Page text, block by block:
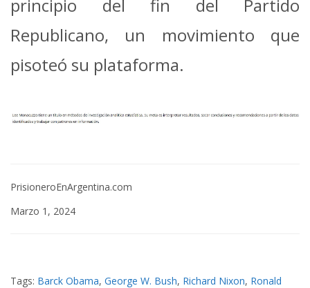
principio del fin del Partido
Republicano, un movimiento que
pisoteó su plataforma.
PrisioneroEnArgentina.com
Marzo 1, 2024
Tags: Barck Obama, George W. Bush, Richard Nixon, Ronald